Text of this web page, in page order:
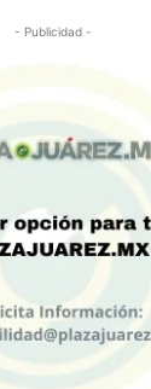
- Publicidad -